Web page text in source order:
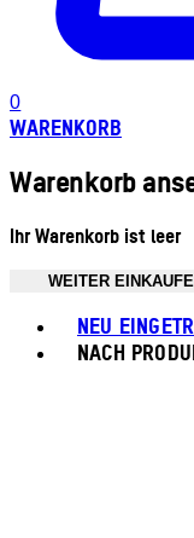
0
WARENKORB
Warenkorb
Ihr Warenkorb ist leer
WEITER
NEU
NACH